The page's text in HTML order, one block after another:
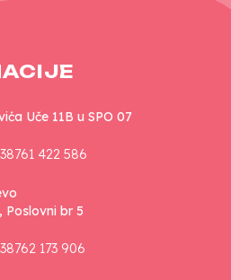
Uče 11B u SPO 07
422 586
Poslovni br 5
173 906